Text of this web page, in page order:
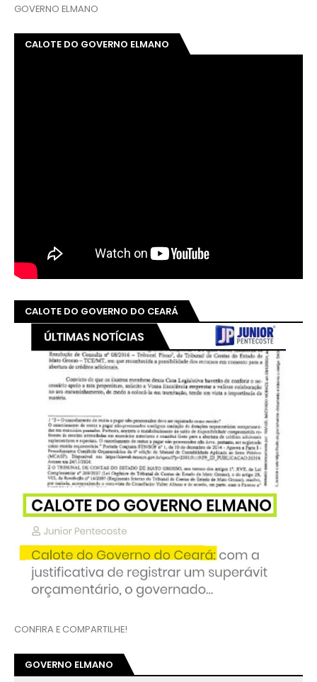
GOVERNO ELMANO
CALOTE DO GOVERNO ELMANO
CALOTE DO GOVERNO DO CEARÁ
CONFIRA E COMPARTILHE!
GOVERNO ELMANO